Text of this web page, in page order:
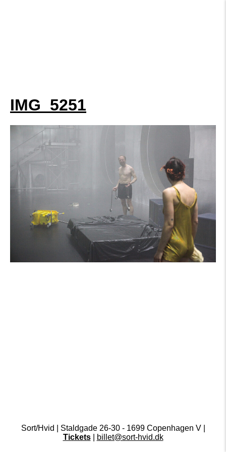
IMG_5251
Sort/Hvid | Staldgade 26-30 - 1699 Copenhagen V |
Tickets| billet@sort-hvid.dk